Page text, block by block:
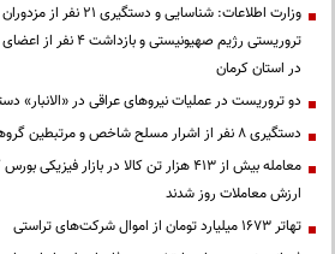
وزارت اطلاعات: شناسایی
تروریستی رژیم
در استان کرمان
دو تروریست در عملیات نیروهای عراقی در «الانبار»
دستگیری ۸ نفر از اشرار مسلح شاخص و مرتبطین گروهک‌های تروریستی
معامله بیش از ۴۱۳ هزار تن کالا در بازار
ارزش معاملات روز شدند
تهاتر ۱۶۷۳ میلیارد تومان از اموال شرکت‌های تراستی